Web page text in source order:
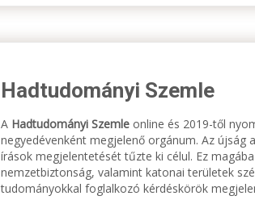
Hadtudományi Szemle
A Hadtudományi Szemle online és 2019-től
negyedévenként megjelenő orgánum. Az
írások megjelentetését tűzte ki célul. Ez
nemzetbiztonság, valamint katonai területek
tudományokkal foglalkozó kérdéskörök